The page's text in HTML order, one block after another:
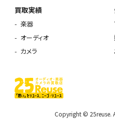
買取実績
楽器
オーディオ
カメラ
Copyright © 25reuse.